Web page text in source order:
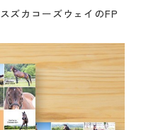
ズカコーズウェイのFP